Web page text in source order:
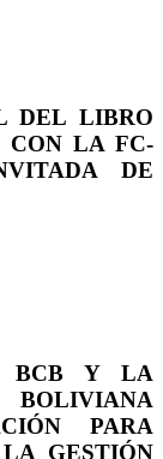
DEL LIBRO
CON LA FC-
DE
BCB Y LA
PARA
GESTIÓN